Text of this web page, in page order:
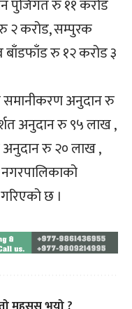
पुँजिगत रु ११ करोड
२ करोड, सम्पुरक
रु १२ करोड ३
समानीकरण अनुदान रु
अनुदान रु ९५ लाख ,
रु २० लाख ,
छ ।